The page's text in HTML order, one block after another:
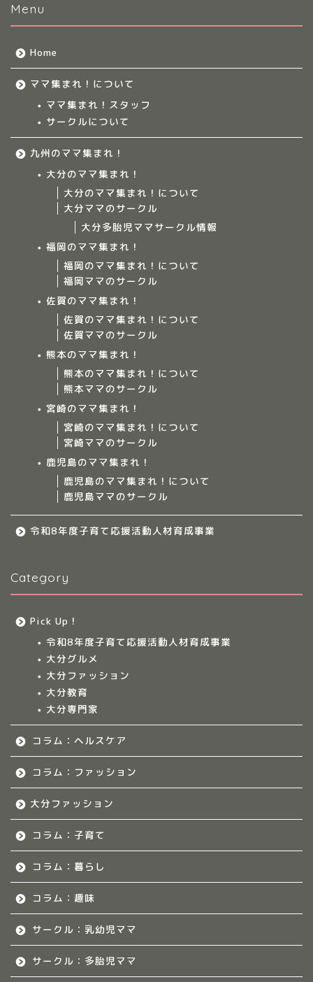
Menu
Home
ママ集まれ！について
ママ集まれ！スタッフ
サークルについて
九州のママ集まれ！
大分のママ集まれ！
大分のママ集まれ！について
大分ママのサークル
大分多胎児ママサークル情報
福岡のママ集まれ！
福岡のママ集まれ！について
福岡ママのサークル
佐賀のママ集まれ！
佐賀のママ集まれ！について
佐賀ママのサークル
熊本のママ集まれ！
熊本のママ集まれ！について
熊本ママのサークル
宮崎のママ集まれ！
宮崎のママ集まれ！について
宮崎ママのサークル
鹿児島のママ集まれ！
鹿児島のママ集まれ！について
鹿児島ママのサークル
令和8年度子育て応援活動人材育成事業
Category
Pick Up！
令和8年度子育て応援活動人材育成事業
大分グルメ
大分ファッション
大分教育
大分専門家
コラム：ヘルスケア
コラム：ファッション
大分ファッション
コラム：子育て
コラム：暮らし
コラム：趣味
サークル：乳幼児ママ
サークル：多胎児ママ
ママ集まれ！について
ママ集まれ！スタッフ
九州のママ集まれ！
大分のママ集まれ！
福岡のママ集まれ！につ
佐賀のママ集まれ！につ